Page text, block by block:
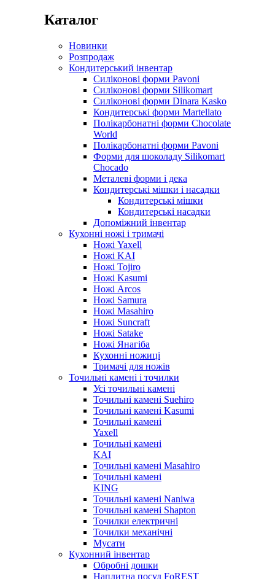
Каталог
Новинки
Розпродаж
Кондитерський інвентар
Силіконові форми Pavoni
Силіконові форми Silikomart
Силіконові форми Dinara Kasko
Кондитерські форми Martellato
Полікарбонатні форми Chocolate
World
Полікарбонатні форми Pavoni
Форми для шоколаду Silikomart
Chocado
Металеві форми і дека
Кондитерські мішки і насадки
Кондитерські мішки
Кондитерські насадки
Допоміжний інвентар
Кухонні ножі і тримачі
Ножі Yaxell
Ножі KAI
Ножі Tojiro
Ножі Kasumi
Ножі Arcos
Ножі Samura
Ножі Masahiro
Ножі Suncraft
Ножі Satake
Ножі Янагіба
Кухонні ножиці
Тримачі для ножів
Точильні камені і точилки
Усі точильні камені
Точильні камені Suehiro
Точильні камені Kasumi
Точильні камені
Yaxell
Точильні камені
KAI
Точильні камені Masahiro
Точильні камені
KING
Точильні камені Naniwa
Точильні камені Shapton
Точилки електричні
Точилки механічні
Мусати
Кухонний інвентар
Обробні дошки
Наплитна посуд FoREST